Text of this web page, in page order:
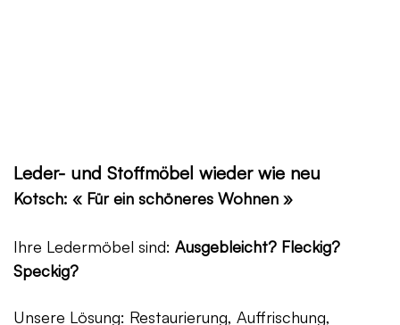
Leder- und Stoffmöbel wieder wie neu
Kotsch: « Für ein schöneres Wohnen »
Ihre Ledermöbel sind: Ausgebleicht? Fleckig?
Speckig?
Unsere Lösung: Restaurierung, Auffrischung,